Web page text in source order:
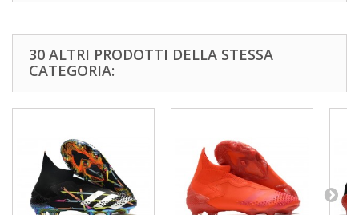
30 ALTRI PRODOTTI DELLA STESSA
CATEGORIA: